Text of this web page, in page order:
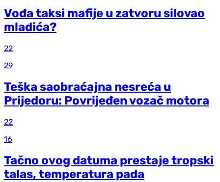
Vođa taksi mafije u zatvoru silovao
mladića?
22
29
Teška saobraćajna nesreća u
Prijedoru: Povrijeđen vozač motora
22
16
Tačno ovog datuma prestaje tropski
talas, temperatura pada